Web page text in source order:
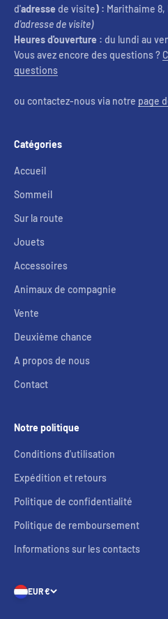
d'adresse de visite) : Marithaime 8,
d'adresse de visite)
Heures d'ouverture : du lundi au
Vous avez encore des questions ?
questions
ou contactez-nous via notre page
Catégories
Accueil
Sommeil
Sur la route
Jouets
Accessoires
Animaux de compagnie
Vente
Deuxième chance
A propos de nous
Contact
Notre politique
Conditions d'utilisation
Expédition et retours
Politique de confidentialité
Politique de remboursement
Informations sur les contacts
EUR €